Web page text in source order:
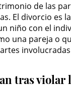
de las
El divorcio es
niño con el
una pareja o
tras